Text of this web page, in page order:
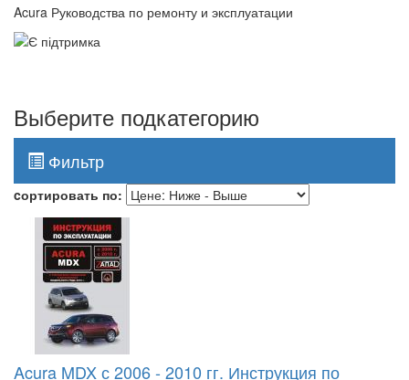
Acura Руководства по ремонту и эксплуатации
Выберите подкатегорию
Фильтр
cортировать по:
Acura MDX с 2006 - 2010 гг. Инструкция по